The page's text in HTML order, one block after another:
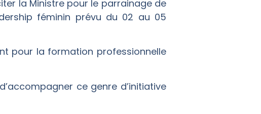
la Ministre pour le parrainage de
féminin prévu du 02 au 05
pour la formation professionnelle
ce genre d’initiative